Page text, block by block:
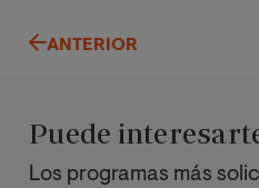
ANTERIOR
Puede
Los programas más